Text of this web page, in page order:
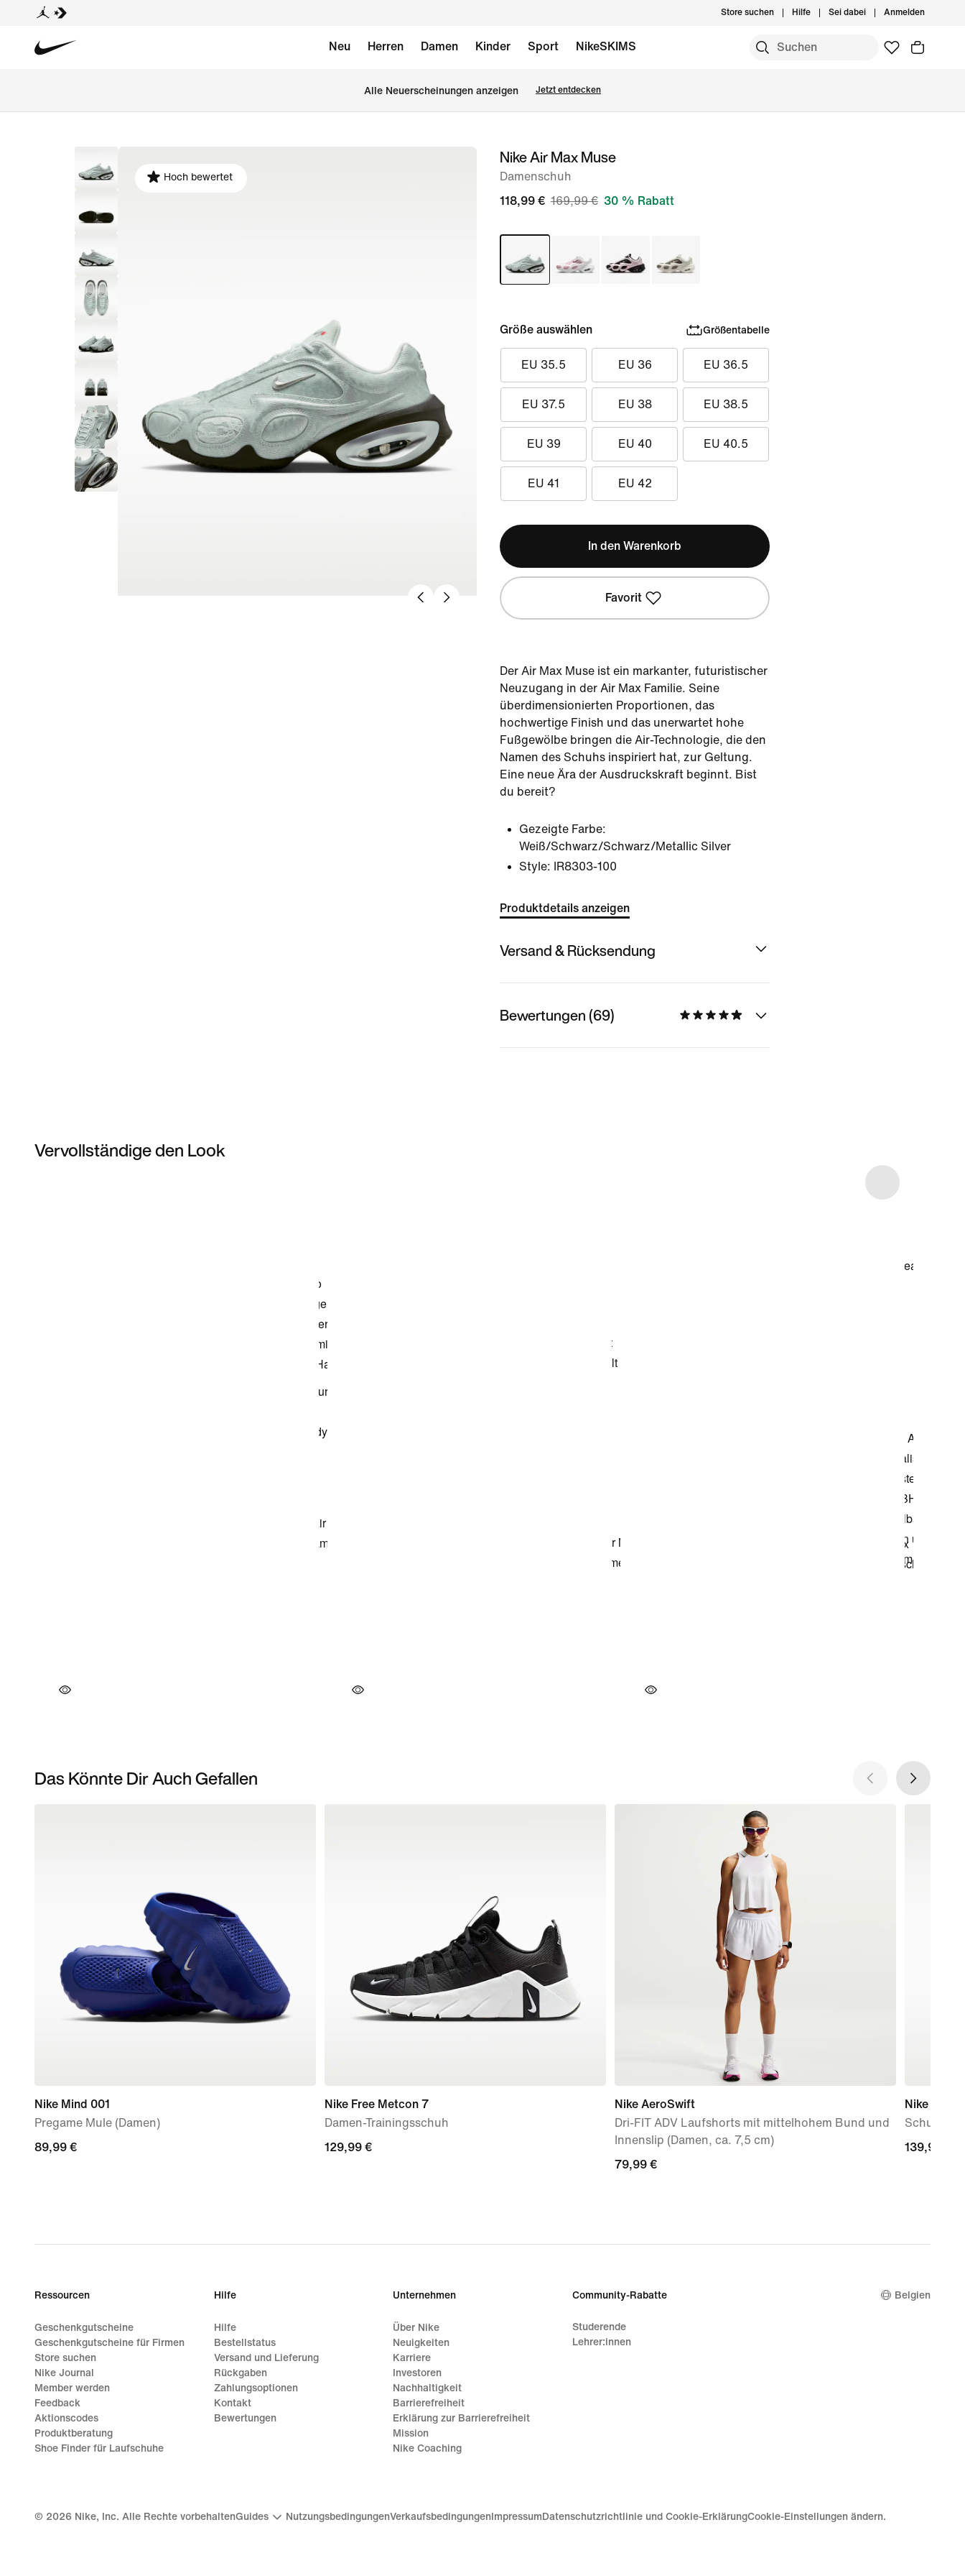
Store suchen Hilfe Sei dabei Anmelden
Neu Herren Damen Kinder Sport NikeSKIMS
Alle Neuerscheinungen anzeigen Jetzt entdecken
Bild 1
Hoch bewertet
Nike Air Max Muse
Damenschuh
118,99 € 169,99 € 30 % Rabatt
Größe auswählen Größentabelle
EU 35.5 EU 36 EU 36.5
EU 37.5 EU 38 EU 38.5
EU 39 EU 40 EU 40.5
EU 41 EU 42
In den Warenkorb
Favorit
Der Air Max Muse ist ein markanter, futuristischer
Neuzugang in der Air Max Familie. Seine
überdimensionierten Proportionen, das
hochwertige Finish und das unerwartet hohe
Fußgewölbe bringen die Air-Technologie, die den
Namen des Schuhs inspiriert hat, zur Geltung.
Eine neue Ära der Ausdruckskraft beginnt. Bist
du bereit?
Gezeigte Farbe:
Weiß/Schwarz/Schwarz/Metallic Silver
Style:
IR8303-100
Produktdetails anzeigen
Versand & Rücksendung
Bewertungen (69)
Vervollständige den Look
Das Könnte Dir Auch Gefallen
Nike Mind 001
Pregame Mule (Damen)
89,99 €
89,99 €
Nike Free Metcon 7
Damen-Trainingsschuh
129,99 €
129,99 €
Nike AeroSwift
Dri-FIT ADV Laufshorts mit mittelhohem Bund und
Innenslip (Damen, ca. 7,5 cm)
79,99 €
79,99 €
Nike Air
Schuh
139,99 €
139,99 €
Ressourcen
Geschenkgutscheine
Geschenkgutscheine für Firmen
Store suchen
Nike Journal
Member werden
Feedback
Aktionscodes
Produktberatung
Shoe Finder für Laufschuhe
Hilfe
Hilfe
Bestellstatus
Versand und Lieferung
Rückgaben
Zahlungsoptionen
Kontakt
Bewertungen
Unternehmen
Über Nike
Neuigkeiten
Karriere
Investoren
Nachhaltigkeit
Barrierefreiheit
Erklärung zur Barrierefreiheit
Mission
Nike Coaching
Community-Rabatte
Studerende
Lehrer:innen
Belgien
© 2026 Nike, Inc. Alle Rechte vorbehaltenGuides NutzungsbedingungenVerkaufsbedingungen Impressum Datenschutzrichtlinie und Cookie-ErklärungCookie-Einstellungen ändern.